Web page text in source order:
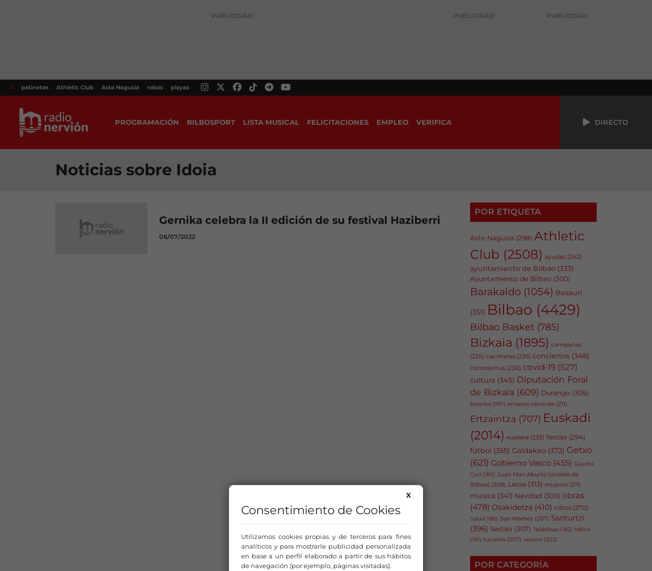
PUBLICIDAD PUBLICIDAD PUBLICIDAD
# patinetes Athletic Club Aste Nagusia robos playas
PROGRAMACIÓN BILBOSPORT LISTA MUSICAL FELICITACIONES EMPLEO VERIFICA DIRECTO
Noticias sobre Idoia
Gernika celebra la II edición de su festival Haziberri
06/07/2022
POR ETIQUETA
Aste Nagusia (298) Athletic
Club (2508) ayudas (242)
ayuntamiento de Bilbao (333)
Ayuntamiento de Bilbao (300)
Barakaldo (1054) Basauri
(351) Bilbao (4429)
Bilbao Basket (785)
Bizkaia (1895) campañas
(225) carreteras (236) conciertos (348)
coronavirus (238) covid-19 (527)
cultura (345) Diputación Foral
de Bizkaia (609) Durango (305)
Empleo (197) ernesto valverde (211)
Ertzaintza (707) Euskadi
(2014) euskera (235) fiestas (294)
fútbol (355) Galdakao (372) Getxo
(621) Gobierno Vasco (455) Guardia
Civil (180) Juan Mari Aburto (alcalde de
Bilbao) (208) Leioa (313) mujeres (211)
musica (341) Navidad (300) obras
(478) Osakidetza (410) robos (270)
Salud (185) San Mamés (207) Santurtzi
(396) Sestao (307) Telebilbao (182) tráfico
(191) turismo (207) verano (202)
POR CATEGORÍA
X
Consentimiento de Cookies
Utilizamos cookies propias y de terceros para fines
analíticos y para mostrarle publicidad personalizada
en base a un perfil elaborado a partir de sus hábitos
de navegación (por ejemplo, páginas visitadas).